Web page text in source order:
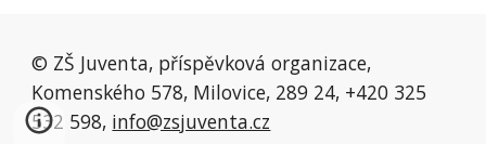
© ZŠ Juventa, příspěvková organizace,
Komenského 578, Milovice, 289 24, +420 325
532 598, info@zsjuventa.cz